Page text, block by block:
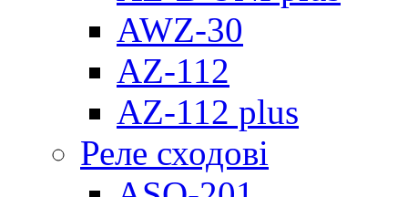
AWZ-30
AZ-112
AZ-112 plus
Реле сходові